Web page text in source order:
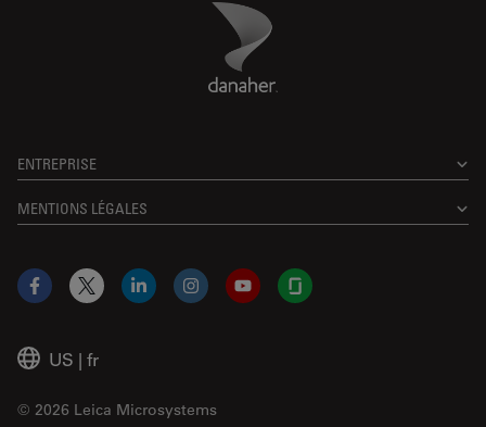
Danaher Logo
ENTREPRISE
MENTIONS LÉGALES
US | fr
© 2026 Leica Microsystems
Facebook
X LinkedInInstagramYouTubeGlassdoor